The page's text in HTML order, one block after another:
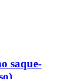
saque-